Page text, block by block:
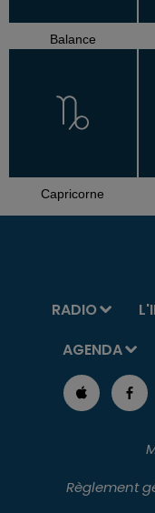
Balance
Capricorne
RADIO
AGENDA
Règlement